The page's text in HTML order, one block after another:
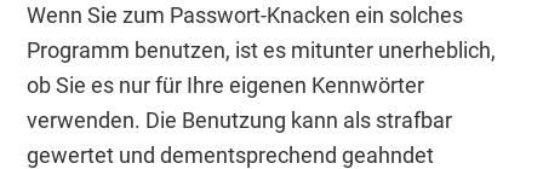
Wenn Sie zum Passwort-Knacken ein solches
Programm benutzen, ist es mitunter unerheblich,
ob Sie es nur für Ihre eigenen Kennwörter
verwenden. Die Benutzung kann als strafbar
gewertet und dementsprechend geahndet